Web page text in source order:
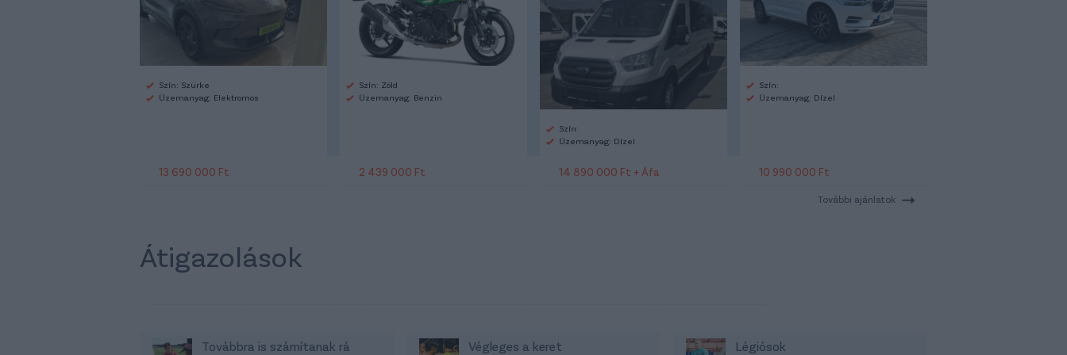
Szín: Szürke
Üzemanyag: Elektromos
13 690 000 Ft
Szín: Zöld
Üzemanyag: Benzin
2 439 000 Ft
Szín:
Üzemanyag: Dízel
14 890 000 Ft + Áfa
Szín:
Üzemanyag: Dízel
10 990 000 Ft
További ajánlatok
Átigazolások
Továbbra is számítanak rá Végleges a keret Légiósok